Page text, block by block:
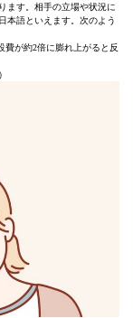
ます。相手の立場や状況に
本語といえます。次のよう
費が約2倍に膨れ上がると反